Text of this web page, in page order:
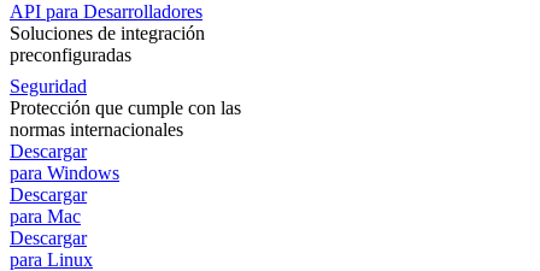
API para Desarrolladores
Soluciones de integración
preconfiguradas
Seguridad
Protección que cumple con las
normas internacionales
Descargar
para Windows
Descargar
para Mac
Descargar
para Linux